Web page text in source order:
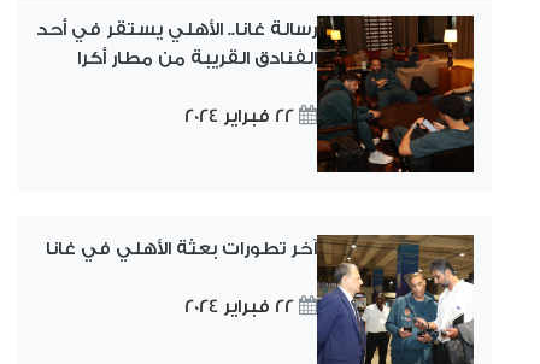
رسالة غانا.. الأهلي يستقر في أحد
الفنادق القريبة من مطار أكرا
22 فبراير 2024
آخر تطورات بعثة الأهلي في غانا
22 فبراير 2024